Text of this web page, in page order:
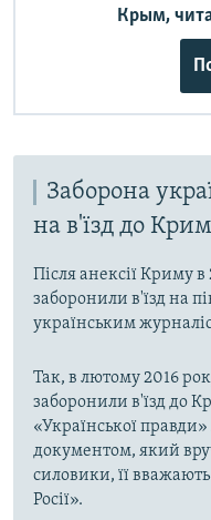
Крым,
Заборона
на в'їзд до
Після анексії Криму в
заборонили в'їзд на
українським
Так, в лютому 2016
заборонили в'їзд до
«Української правди»
документом, який
силовики, її
Росії».